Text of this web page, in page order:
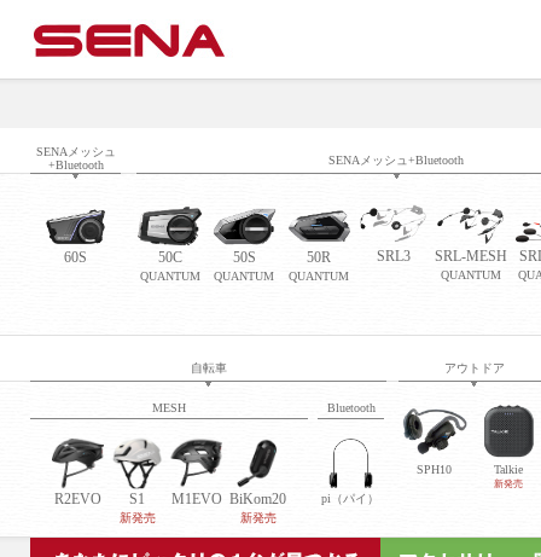
SENAメッシュ
+Bluetooth
SENAメッシュ+Bluetooth
60S 50C
QUANTUM
50S
QUANTUM
50R
QUANTUM
SRL3 SRL-MESH
QUANTUM
自転車 アウトドア
MESH
R2EVO S1
新発売
M1EVO BiKom20
新発売
Bluetooth
pi（パイ）
SPH10 Talkie
新発売